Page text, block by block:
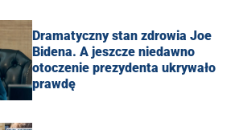
Dramatyczny stan zdrowia Joe
Bidena. A jeszcze niedawno
otoczenie prezydenta ukrywało
prawdę